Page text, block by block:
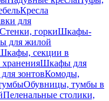
Кресла
для
Стенки, горкиШкафы-
для жилой
секции в
Шкафы для
зонтовКомоды,
Обувницы, тумбы в
Пеленальные столики,